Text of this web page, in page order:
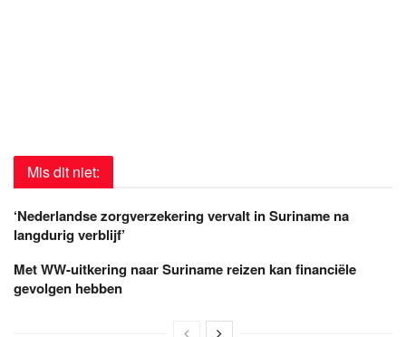
Mis dit niet:
‘Nederlandse zorgverzekering vervalt in Suriname na
langdurig verblijf’
Met WW-uitkering naar Suriname reizen kan financiële
gevolgen hebben